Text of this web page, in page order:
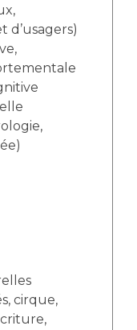
d’usagers)
cirque,